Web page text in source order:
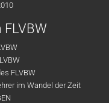
FLVBW
im Wandel der Zeit